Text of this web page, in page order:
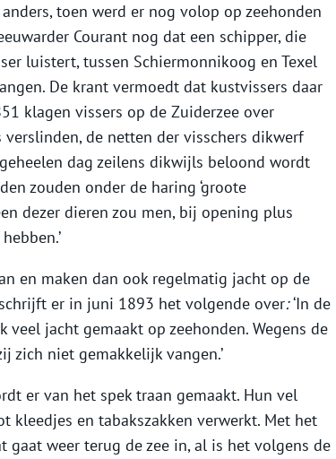
toen werd er nog volop op zeehonden
Courant nog dat een schipper, die
luistert, tussen Schiermonnikoog en Texel
De krant vermoedt dat kustvissers daar
klagen vissers op de Zuiderzee over
verslinden, de netten der visschers dikwerf
dag zeilens dikwijls beloond wordt
zouden onder de haring ‘groote
dezer dieren zou men, bij opening plus
en maken dan ook regelmatig jacht op de
er in juni 1893 het volgende over:‘In de
jacht gemaakt op zeehonden. Wegens de
zich niet gemakkelijk vangen.’
er van het spek traan gemaakt. Hun vel
en tabakszakken verwerkt. Met het
gaat weer terug de zee in, al is het volgens de